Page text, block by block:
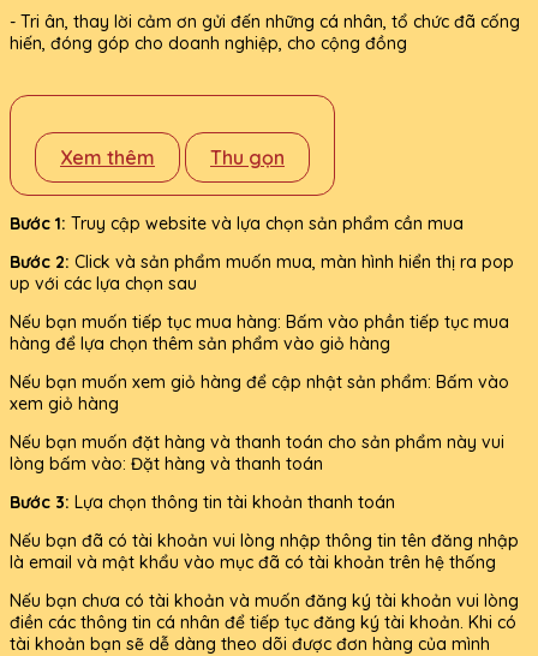
- Tri ân, thay lời cảm ơn gửi đến những cá nhân, tổ chức đã cống
hiến, đóng góp cho doanh nghiệp, cho cộng đồng
Xem thêm Thu gọn
Bước 1: Truy cập website và lựa chọn sản phẩm cần mua
Bước 2: Click và sản phẩm muốn mua, màn hình hiển thị ra pop
up với các lựa chọn sau
Nếu bạn muốn tiếp tục mua hàng: Bấm vào phần tiếp tục mua
hàng để lựa chọn thêm sản phẩm vào giỏ hàng
Nếu bạn muốn xem giỏ hàng để cập nhật sản phẩm: Bấm vào
xem giỏ hàng
Nếu bạn muốn đặt hàng và thanh toán cho sản phẩm này vui
lòng bấm vào: Đặt hàng và thanh toán
Bước 3: Lựa chọn thông tin tài khoản thanh toán
Nếu bạn đã có tài khoản vui lòng nhập thông tin tên đăng nhập
là email và mật khẩu vào mục đã có tài khoản trên hệ thống
Nếu bạn chưa có tài khoản và muốn đăng ký tài khoản vui lòng
điền các thông tin cá nhân để tiếp tục đăng ký tài khoản. Khi có
tài khoản bạn sẽ dễ dàng theo dõi được đơn hàng của mình